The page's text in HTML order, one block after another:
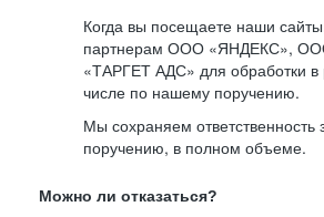
Когда вы посещаете наши
партнерам ООО «ЯНДЕКС»,
«ТАРГЕТ АДС» для обработки
числе по нашему поручению.
Мы сохраняем
поручению, в полном объеме.
Можно ли отказаться?